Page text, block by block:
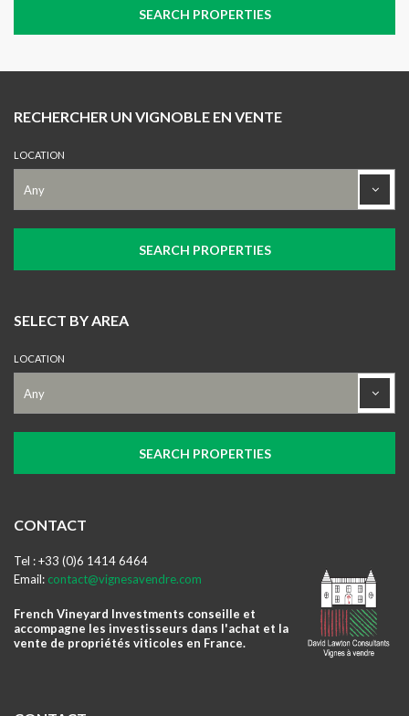
RECHERCHER UN VIGNOBLE EN VENTE
LOCATION
SELECT BY AREA
LOCATION
CONTACT
Tel : +33 (0)6 1414 6464
Email: contact@vignesavendre.com
French Vineyard Investments conseille et
accompagne les investisseurs dans l'achat et la
vente de propriétés viticoles en France.